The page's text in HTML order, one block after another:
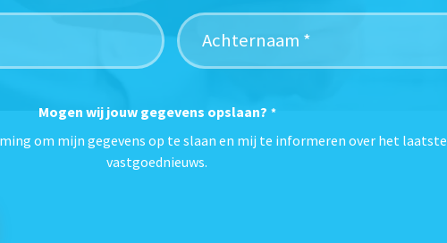
Mogen wij jouw gegevens opslaan? *
om mijn gegevens op te slaan en mij te informeren over het laatste
vastgoednieuws.